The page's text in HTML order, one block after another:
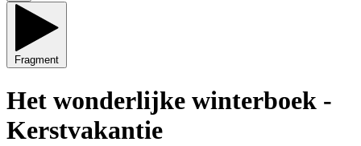
Fragment
Het wonderlijke winterboek -
Kerstvakantie